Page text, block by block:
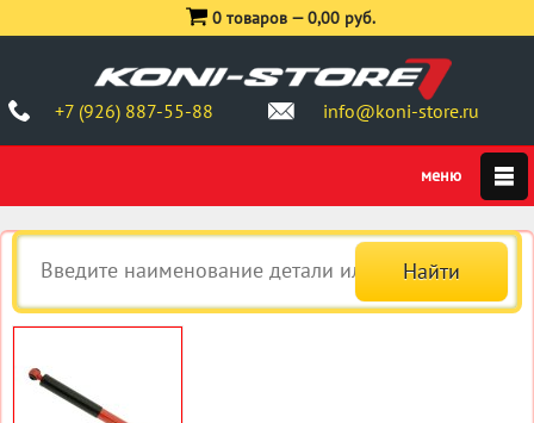
+7 (926) 887-55-88 info@koni-store.ru
0 товаров —0,00 руб.